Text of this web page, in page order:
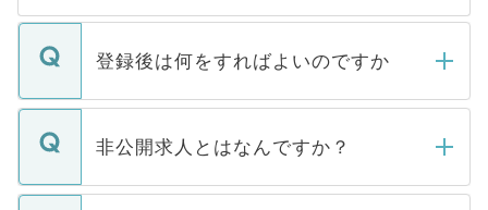
登録後は何をすればよいのですか
ご登録いただきましたら、弊社担当者がご
登録内容を確認し、その後メールもしくは
ます。通常、5営業日以内にはご連絡をせて
非公開求人とはなんですか？
マイナビDOCTORで取り扱っている求人の